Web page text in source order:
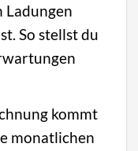
Ladungen
So stellst du
kommt
monatlichen